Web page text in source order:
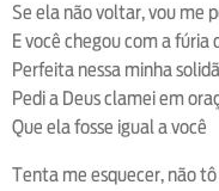
Se ela não voltar, vou me
E você chegou com a fúria
Perfeita nessa minha
Pedi a Deus clamei em
Que ela fosse igual a você
Tenta me esquecer, não